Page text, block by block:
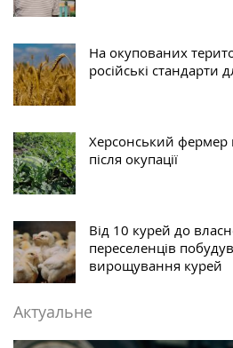
На окупованих
російські стандарти
Херсонський фермер
після окупації
Від 10 курей до
переселенців
вирощування курей
Актуальне